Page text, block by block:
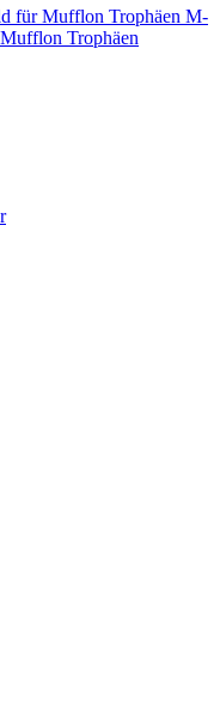
M-
Trophäen